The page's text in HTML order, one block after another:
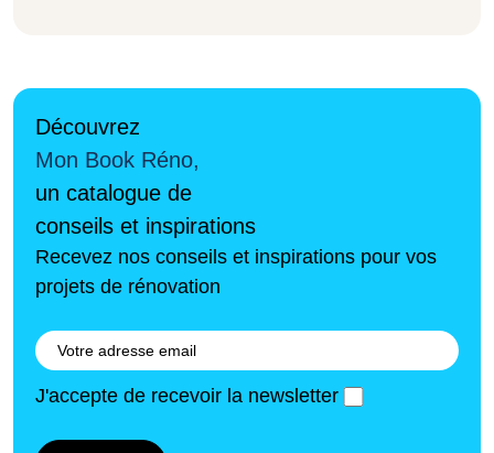
Découvrez
Mon Book Réno,
un catalogue de
conseils et inspirations
Recevez nos conseils et inspirations pour vos
projets de rénovation
J'accepte de recevoir la newsletter